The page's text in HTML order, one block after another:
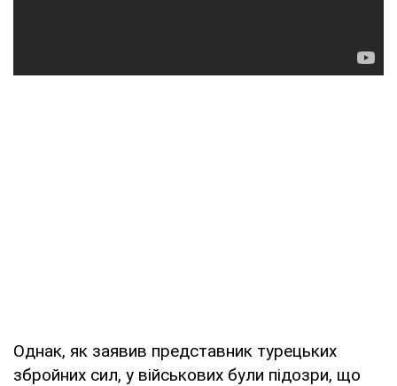
Однак, як заявив представник турецьких
збройних сил, у військових були підозри, що